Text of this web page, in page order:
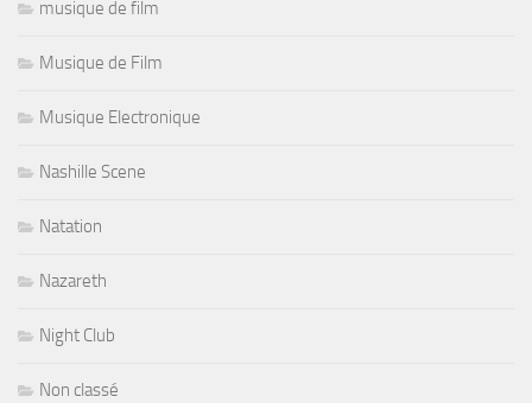
musique de film
Musique de Film
Musique Electronique
Nashille Scene
Natation
Nazareth
Night Club
Non classé